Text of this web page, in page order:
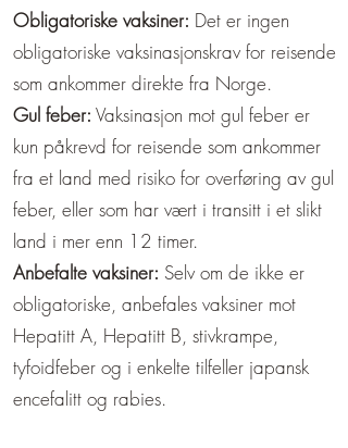
Obligatoriske vaksiner: Det er ingen
obligatoriske vaksinasjonskrav for reisende
som ankommer direkte fra Norge.
Gul feber: Vaksinasjon mot gul feber er
kun påkrevd for reisende som ankommer
fra et land med risiko for overføring av gul
feber, eller som har vært i transitt i et slikt
land i mer enn 12 timer.
Anbefalte vaksiner: Selv om de ikke er
obligatoriske, anbefales vaksiner mot
Hepatitt A, Hepatitt B, stivkrampe,
tyfoidfeber og i enkelte tilfeller japansk
encefalitt og rabies.